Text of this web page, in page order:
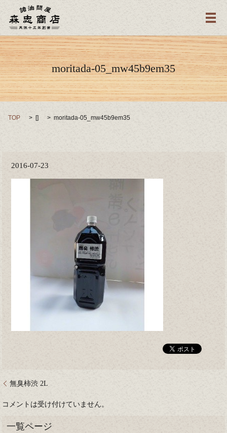
メ
moritada-05_mw45b9em35
TOP [] moritada-05_mw45b9em35
2016-07-23
無臭柿渋 2L
コメントは受け付けていません。